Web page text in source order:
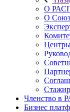
О
О
Членство в
Бизнес